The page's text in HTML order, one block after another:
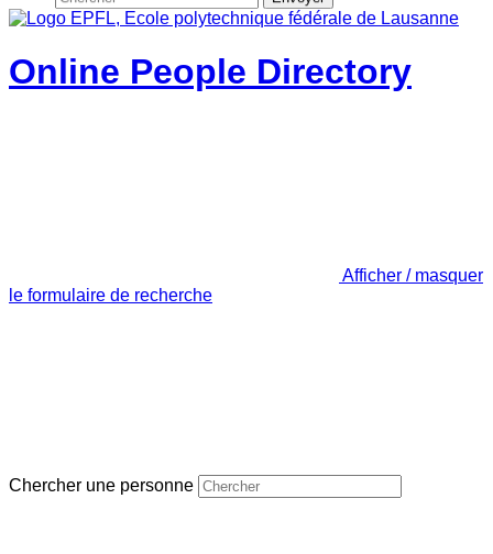
Online People Directory
Afficher / masquer
le formulaire de recherche
Chercher une personne